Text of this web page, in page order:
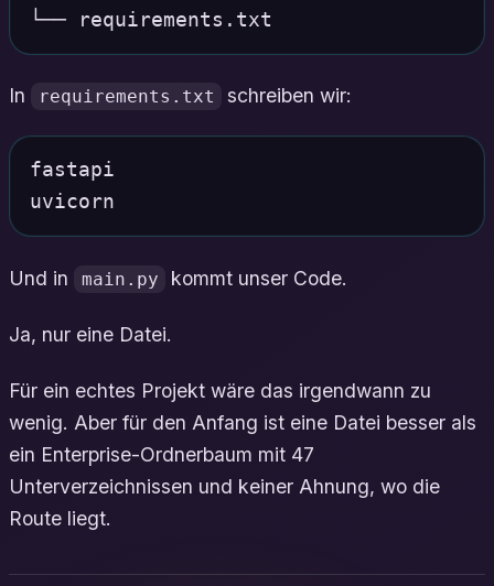
In requirements.txt schreiben wir:
fastapi
Und in main.py kommt unser Code.
Ja, nur eine Datei.
Für ein echtes Projekt wäre das irgendwann zu
wenig. Aber für den Anfang ist eine Datei besser als
ein Enterprise-Ordnerbaum mit 47
Unterverzeichnissen und keiner Ahnung, wo die
Route liegt.